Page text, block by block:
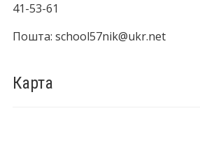
41-53-61
Пошта: school57nik@ukr.net
Карта